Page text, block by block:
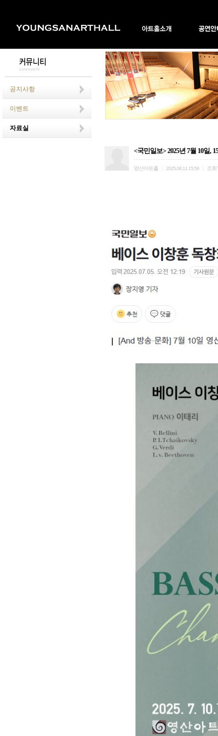
공지사항
이벤트
자료실
<국민일보> 2025년 7월 10일,
영산아트홀 2025.08.11 15:59 조회